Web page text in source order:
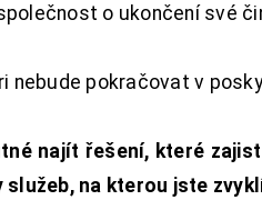
o ukončení své
nebude pokračovat v
najít řešení, které
služeb, na kterou jste